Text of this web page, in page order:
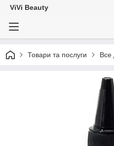
ViVi Beauty
Товари та послуги Все